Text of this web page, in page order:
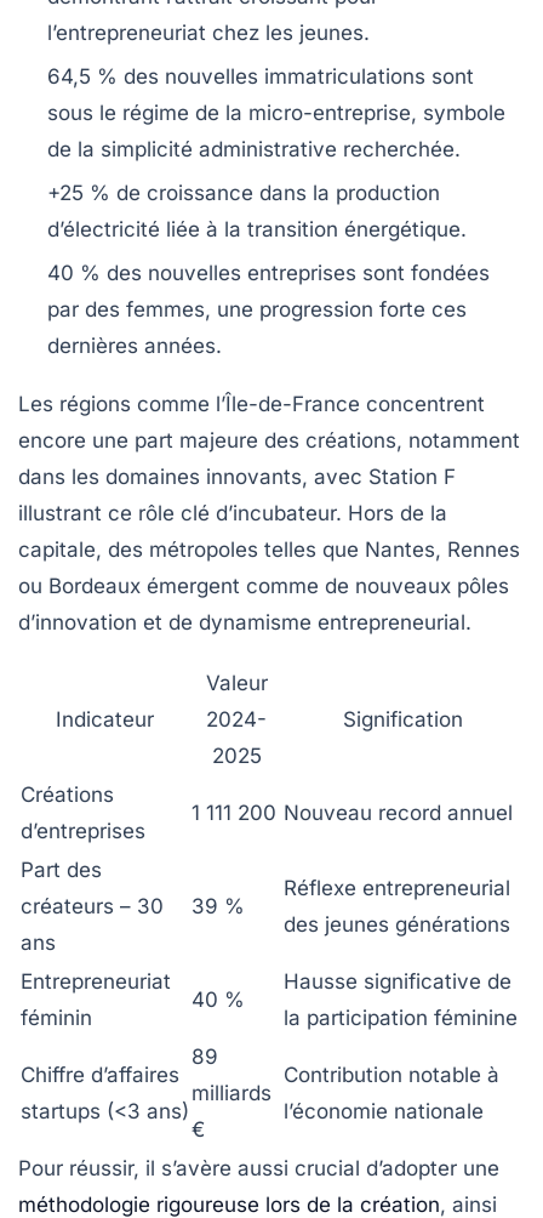
l’entrepreneuriat chez les jeunes.
64,5 % des nouvelles immatriculations sont
sous le régime de la micro-entreprise, symbole
de la simplicité administrative recherchée.
+25 % de croissance dans la production
d’électricité liée à la transition énergétique.
40 % des nouvelles entreprises sont fondées
par des femmes, une progression forte ces
dernières années.
Les régions comme l’Île-de-France concentrent
encore une part majeure des créations, notamment
dans les domaines innovants, avec Station F
illustrant ce rôle clé d’incubateur. Hors de la
capitale, des métropoles telles que Nantes, Rennes
ou Bordeaux émergent comme de nouveaux pôles
d’innovation et de dynamisme entrepreneurial.
Indicateur
Valeur
2024-
2025
Signification
Créations
d’entreprises
1 111 200 Nouveau record annuel
Part des
créateurs – 30
ans
39 %
Réflexe entrepreneurial
des jeunes générations
Entrepreneuriat
féminin
40 %
Hausse significative de
la participation féminine
Chiffre d’affaires
startups (<3 ans)
89
milliards
€
Contribution notable à
l’économie nationale
Pour réussir, il s’avère aussi crucial d’adopter une
méthodologie rigoureuse lors de la création, ainsi